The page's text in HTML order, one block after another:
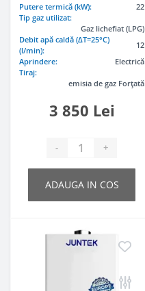
Putere termică (kW):
22
Tip gaz utilizat:
Gaz lichefiat (LPG)
Debit apă caldă (ΔT=25°C)
(l/min):
12
Aprindere:
Electrică
Tiraj:
emisia de gaz Forțată
3 850 Lei
- +
ADAUGA IN COS